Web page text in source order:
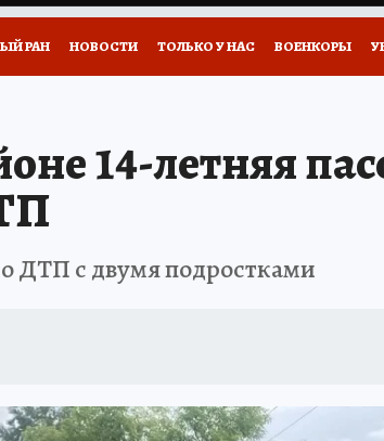
РАН НОВОСТИ ТОЛЬКО У НАС ВОЕНКОРЫ
14-летняя
ДТП с двумя подростками